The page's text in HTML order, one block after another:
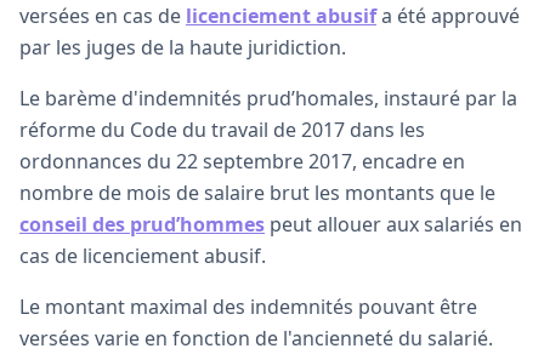
versées en cas de licenciement abusifa été approuvé
par les juges de la haute juridiction.
Le barème d'indemnités prud’homales, instauré par la
réforme du Code du travail de 2017 dans les
ordonnances du 22 septembre 2017, encadre en
nombre de mois de salaire brut les montants que le
conseil des prud’hommes peut allouer aux salariés en
cas de licenciement abusif.
Le montant maximal des indemnités pouvant être
versées varie en fonction de l'ancienneté du salarié.